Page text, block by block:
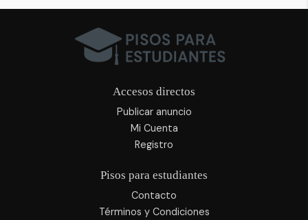
Accesos directos
Publicar anuncio
Mi Cuenta
Registro
Pisos para estudiantes
Contacto
Términos y Condiciones